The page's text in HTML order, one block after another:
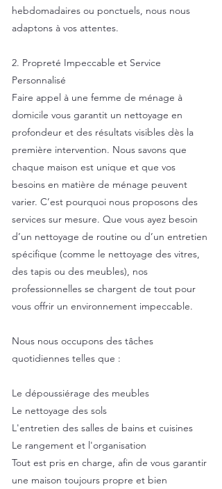
hebdomadaires ou ponctuels, nous nous
adaptons à vos attentes.
2. Propreté Impeccable et Service
Personnalisé
Faire appel à une femme de ménage à
domicile vous garantit un nettoyage en
profondeur et des résultats visibles dès la
première intervention. Nous savons que
chaque maison est unique et que vos
besoins en matière de ménage peuvent
varier. C’est pourquoi nous proposons des
services sur mesure. Que vous ayez besoin
d’un nettoyage de routine ou d’un entretien
spécifique (comme le nettoyage des vitres,
des tapis ou des meubles), nos
professionnelles se chargent de tout pour
vous offrir un environnement impeccable.
Nous nous occupons des tâches
quotidiennes telles que :
Le dépoussiérage des meubles
Le nettoyage des sols
L'entretien des salles de bains et cuisines
Le rangement et l'organisation
Tout est pris en charge, afin de vous garantir
une maison toujours propre et bien